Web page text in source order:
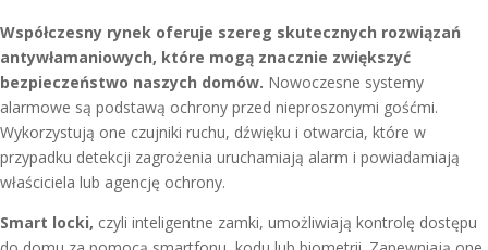
Współczesny rynek oferuje szereg skutecznych rozwiązań
antywłamaniowych, które mogą znacznie zwiększyć
bezpieczeństwo naszych domów. Nowoczesne systemy
alarmowe są podstawą ochrony przed nieproszonymi gośćmi.
Wykorzystują one czujniki ruchu, dźwięku i otwarcia, które w
przypadku detekcji zagrożenia uruchamiają alarm i powiadamiają
właściciela lub agencję ochrony.
Smart locki, czyli inteligentne zamki, umożliwiają kontrolę dostępu